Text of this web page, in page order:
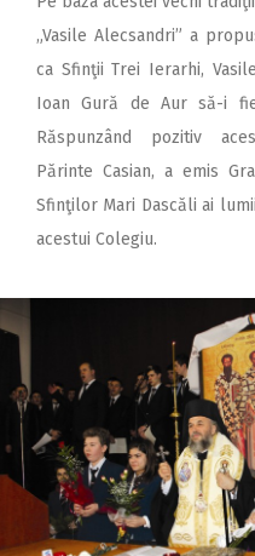
„Vasile Alecsandri” a
ca Sfinţii Trei Ierarhi,
Ioan Gură de Aur să-i
Răspunzând pozitiv
Părinte Casian, a emis
Sfinţilor Mari Dascăli ai
acestui Colegiu.